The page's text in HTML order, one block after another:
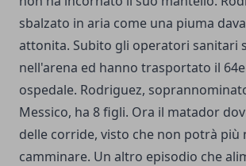
sbalzato in aria come una piuma
attonita. Subito gli operatori sanitari
nell'arena ed hanno trasportato il
ospedale. Rodriguez,
Messico, ha 8 figli. Ora il matador
delle corride, visto che non potrà più
camminare. Un altro episodio che